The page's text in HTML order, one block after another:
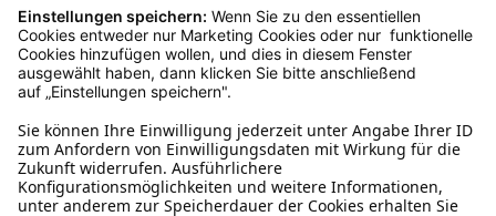
Mo – Fr 9 – 17 Uhr, Sa 9 – 13 Uhr
Ruf uns an
04942-60 64 080
Schreibe uns
verkauf@schecker.de